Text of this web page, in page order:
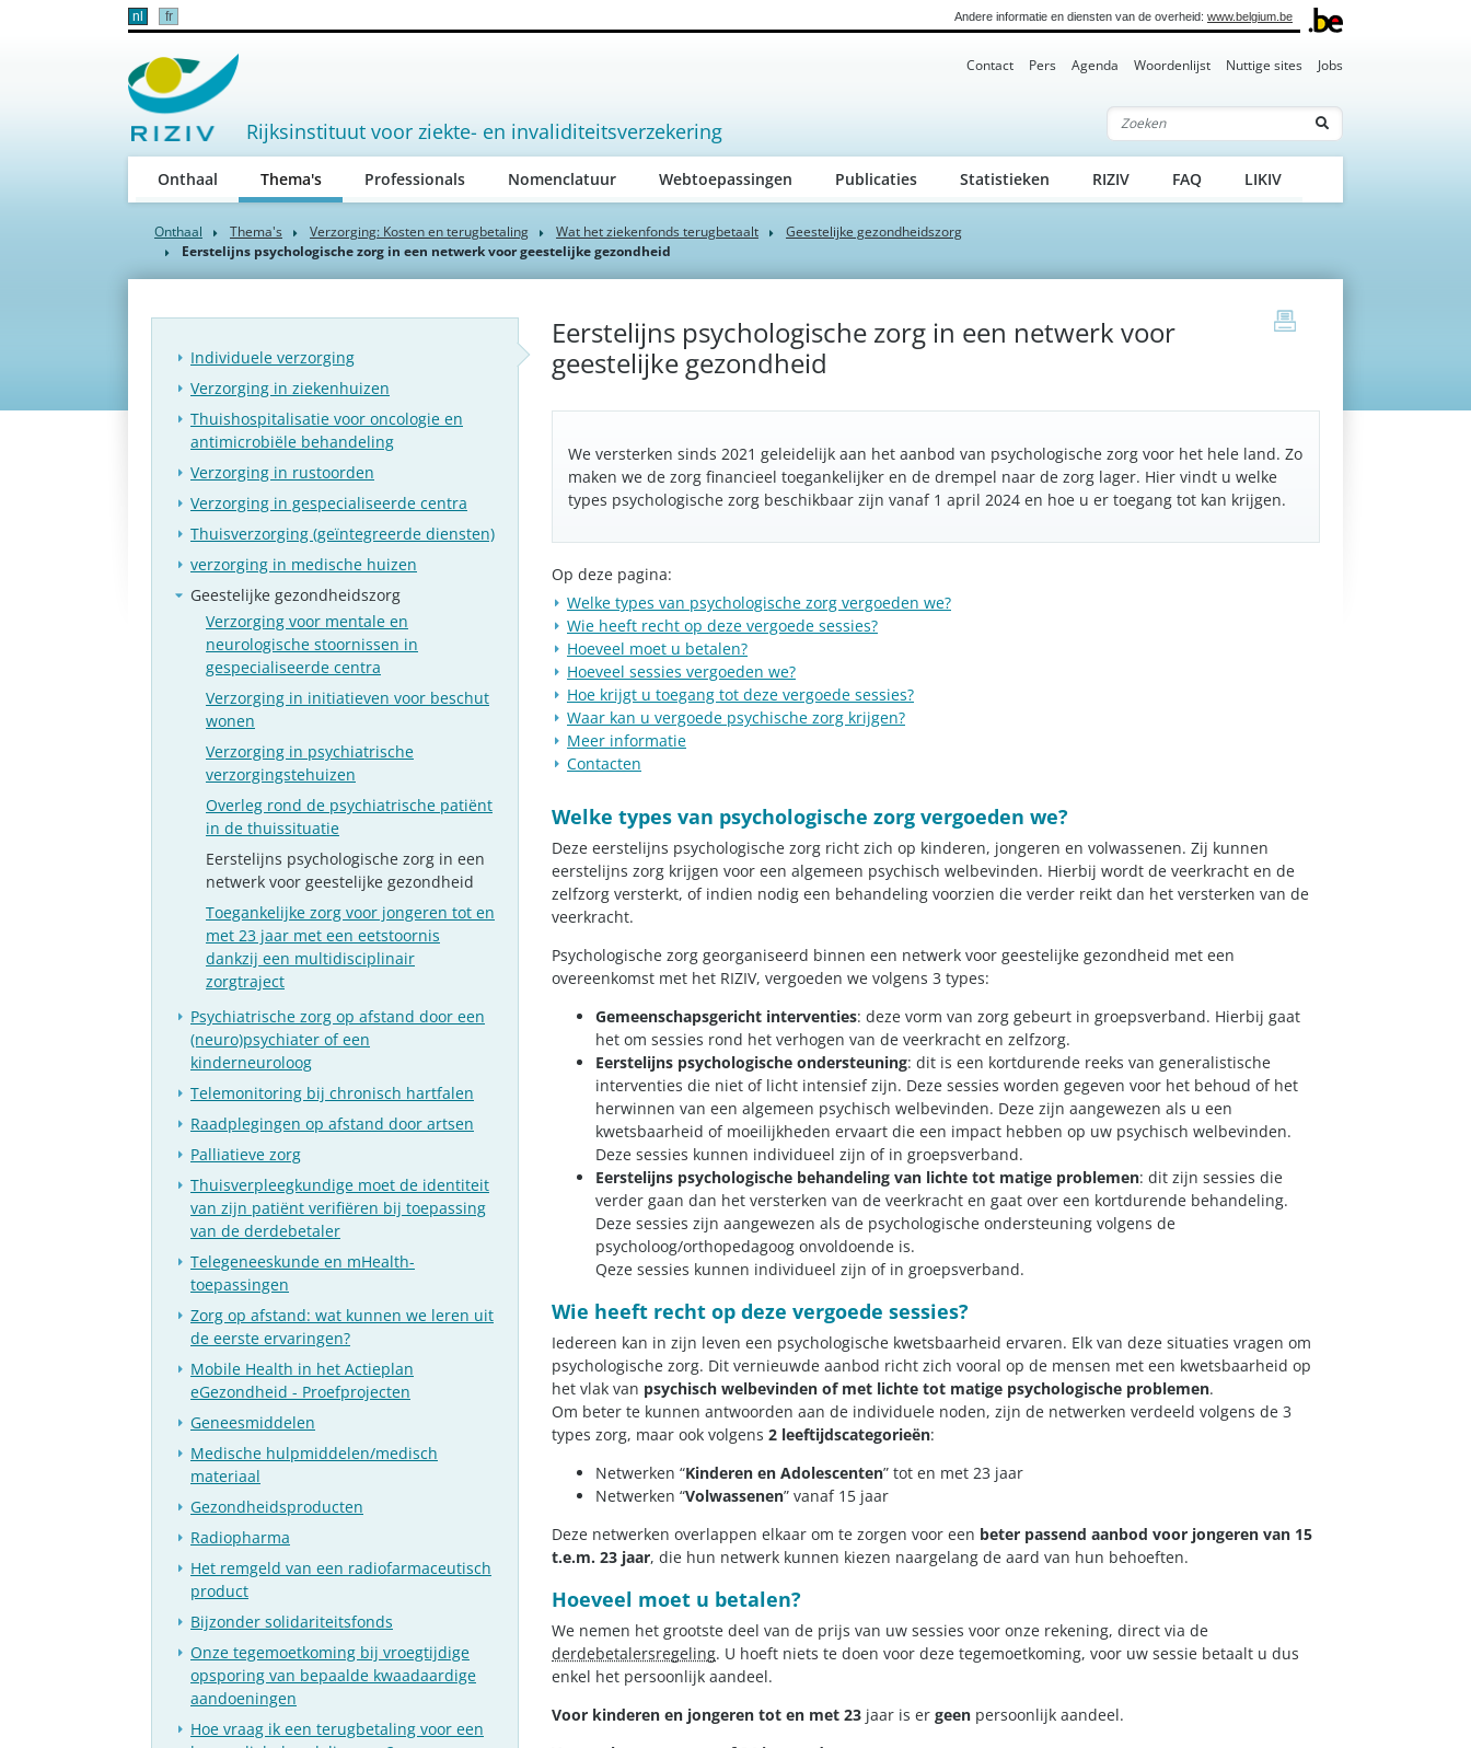
nl fr Andere informatie en diensten van de overheid: www.belgium.be
Contact Pers Agenda Woordenlijst Nuttige sites Jobs
Rijksinstituut voor ziekte- en invaliditeitsverzekering Zoeken
Onthaal Thema's(active)Professionals Nomenclatuur Webtoepassingen Publicaties Statistieken RIZIV FAQ LIKIV
Onthaal Thema's Verzorging: Kosten en terugbetaling Wat het ziekenfonds terugbetaalt
Geestelijke gezondheidszorg
Eerstelijns psychologische zorg in een netwerk voor geestelijke gezondheid
print
Individuele verzorging
Verzorging in ziekenhuizen
Thuishospitalisatie voor oncologie en
antimicrobiële behandeling
Verzorging in rustoorden
Verzorging in gespecialiseerde centra
Thuisverzorging (geïntegreerde diensten)
verzorging in medische huizen
Geestelijke gezondheidszorg
Verzorging voor mentale en
neurologische stoornissen in
gespecialiseerde centra
Verzorging in initiatieven voor beschut
wonen
Verzorging in psychiatrische
verzorgingstehuizen
Overleg rond de psychiatrische patiënt
in de thuissituatie
Eerstelijns psychologische zorg in een
netwerk voor geestelijke gezondheid
Toegankelijke zorg voor jongeren tot en
met 23 jaar met een eetstoornis
dankzij een multidisciplinair
zorgtraject
Psychiatrische zorg op afstand door een
(neuro)psychiater of een
kinderneuroloog
Telemonitoring bij chronisch hartfalen
Raadplegingen op afstand door artsen
Palliatieve zorg
Thuisverpleegkundige moet de identiteit
van zijn patiënt verifiëren bij toepassing
van de derdebetaler
Telegeneeskunde en mHealth-
toepassingen
Zorg op afstand: wat kunnen we leren uit
de eerste ervaringen?
Mobile Health in het Actieplan
eGezondheid - Proefprojecten
Geneesmiddelen
Medische hulpmiddelen/medisch
materiaal
Gezondheidsproducten
Radiopharma
Het remgeld van een radiofarmaceutisch
product
Bijzonder solidariteitsfonds
Onze tegemoetkoming bij vroegtijdige
opsporing van bepaalde kwaadaardige
aandoeningen
Hoe vraag ik een terugbetaling voor een
Eerstelijns psychologische zorg in een netwerk voor
geestelijke gezondheid
We versterken sinds 2021 geleidelijk aan het aanbod van psychologische zorg voor het hele land. Zo
maken we de zorg financieel toegankelijker en de drempel naar de zorg lager. Hier vindt u welke
types psychologische zorg beschikbaar zijn vanaf 1 april 2024 en hoe u er toegang tot kan krijgen.
Op deze pagina:
Welke types van psychologische zorg vergoeden we?
Wie heeft recht op deze vergoede sessies?
Hoeveel moet u betalen?
Hoeveel sessies vergoeden we?
Hoe krijgt u toegang tot deze vergoede sessies?
Waar kan u vergoede psychische zorg krijgen?
Meer informatie
Contacten
Welke types van psychologische zorg vergoeden we?
Deze eerstelijns psychologische zorg richt zich op kinderen, jongeren en volwassenen. Zij kunnen
eerstelijns zorg krijgen voor een algemeen psychisch welbevinden. Hierbij wordt de veerkracht en de
zelfzorg versterkt, of indien nodig een behandeling voorzien die verder reikt dan het versterken van de
veerkracht.
Psychologische zorg georganiseerd binnen een netwerk voor geestelijke gezondheid met een
overeenkomst met het RIZIV, vergoeden we volgens 3 types:
Gemeenschapsgericht interventies: deze vorm van zorg gebeurt in groepsverband. Hierbij gaat
het om sessies rond het verhogen van de veerkracht en zelfzorg.
Eerstelijns psychologische ondersteuning: dit is een kortdurende reeks van generalistische
interventies die niet of licht intensief zijn. Deze sessies worden gegeven voor het behoud of het
herwinnen van een algemeen psychisch welbevinden. Deze zijn aangewezen als u een
kwetsbaarheid of moeilijkheden ervaart die een impact hebben op uw psychisch welbevinden.
Deze sessies kunnen individueel zijn of in groepsverband.
Eerstelijns psychologische behandeling van lichte tot matige problemen: dit zijn sessies die
verder gaan dan het versterken van de veerkracht en gaat over een kortdurende behandeling.
Deze sessies zijn aangewezen als de psychologische ondersteuning volgens de
psycholoog/orthopedagoog onvoldoende is.
Qeze sessies kunnen individueel zijn of in groepsverband.
Wie heeft recht op deze vergoede sessies?
Iedereen kan in zijn leven een psychologische kwetsbaarheid ervaren. Elk van deze situaties vragen om
psychologische zorg. Dit vernieuwde aanbod richt zich vooral op de mensen met een kwetsbaarheid op
het vlak van psychisch welbevinden of met lichte tot matige psychologische problemen.
Om beter te kunnen antwoorden aan de individuele noden, zijn de netwerken verdeeld volgens de 3
types zorg, maar ook volgens 2 leeftijdscategorieën:
Netwerken “Kinderen en Adolescenten” tot en met 23 jaar
Netwerken “Volwassenen” vanaf 15 jaar
Deze netwerken overlappen elkaar om te zorgen voor een beter passend aanbod voor jongeren van 15
t.e.m. 23 jaar, die hun netwerk kunnen kiezen naargelang de aard van hun behoeften.
Hoeveel moet u betalen?
We nemen het grootste deel van de prijs van uw sessies voor onze rekening, direct via de
derdebetalersregeling. U hoeft niets te doen voor deze tegemoetkoming, voor uw sessie betaalt u dus
enkel het persoonlijk aandeel.
Voor kinderen en jongeren tot en met 23 jaar is er geen persoonlijk aandeel.